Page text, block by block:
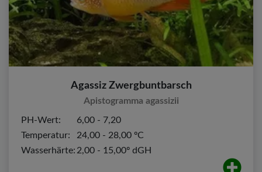
Agassiz Zwergbuntbarsch
Apistogramma agassizii
PH-Wert:
6,00 - 7,20
Temperatur:
24,00 - 28,00 ºC
Wasserhärte: 2,00 - 15,00º dGH